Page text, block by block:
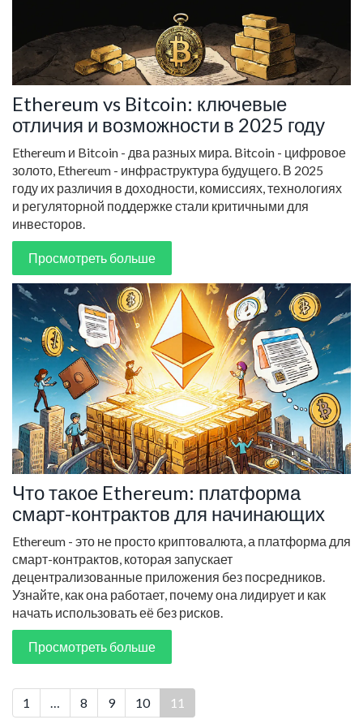
Ethereum vs Bitcoin: ключевые
отличия и возможности в 2025 году
Ethereum и Bitcoin - два разных мира. Bitcoin - цифровое
золото, Ethereum - инфраструктура будущего. В 2025
году их различия в доходности, комиссиях, технологиях
и регуляторной поддержке стали критичными для
инвесторов.
Просмотреть больше
Что такое Ethereum: платформа
смарт-контрактов для начинающих
Ethereum - это не просто криптовалюта, а платформа для
смарт-контрактов, которая запускает
децентрализованные приложения без посредников.
Узнайте, как она работает, почему она лидирует и как
начать использовать её без рисков.
Просмотреть больше
1 8 9 10 11